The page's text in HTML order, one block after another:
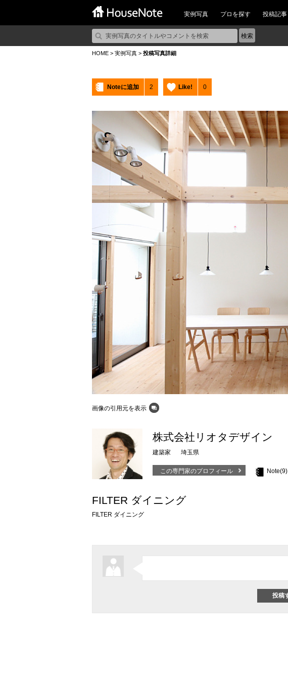
実例写真 プロを探す 投稿記事
HOME > 実例写真 > 投稿写真詳細
Noteに追加 2 Like! 0
画像の引用元を表示
株式会社リオタデザイン
建築家 埼玉県
この専門家のプロフィール Note(9)
FILTER ダイニング
FILTER ダイニング